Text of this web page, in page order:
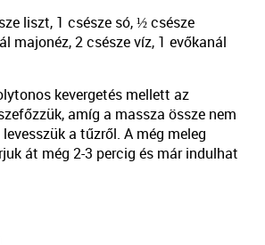
liszt, 1 csésze só, ½ csésze
majonéz, 2 csésze víz, 1 evőkanál
kevergetés mellett az
amíg a massza össze nem
a tűzről. A még meleg
át még 2-3 percig és már indulhat